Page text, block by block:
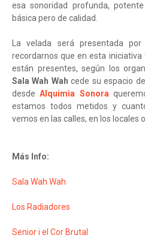
esa sonoridad profunda,
básica pero de calidad.
La velada será presentada
recordarnos que en esta
están presentes, según los
Sala Wah Wahcede su espacio
desdeAlquimia Sonora
estamos todos metidos y
vemos en las calles, en los locales
Más Info:
Sala Wah Wah
Los Radiadores
Senior i el Cor Brutal